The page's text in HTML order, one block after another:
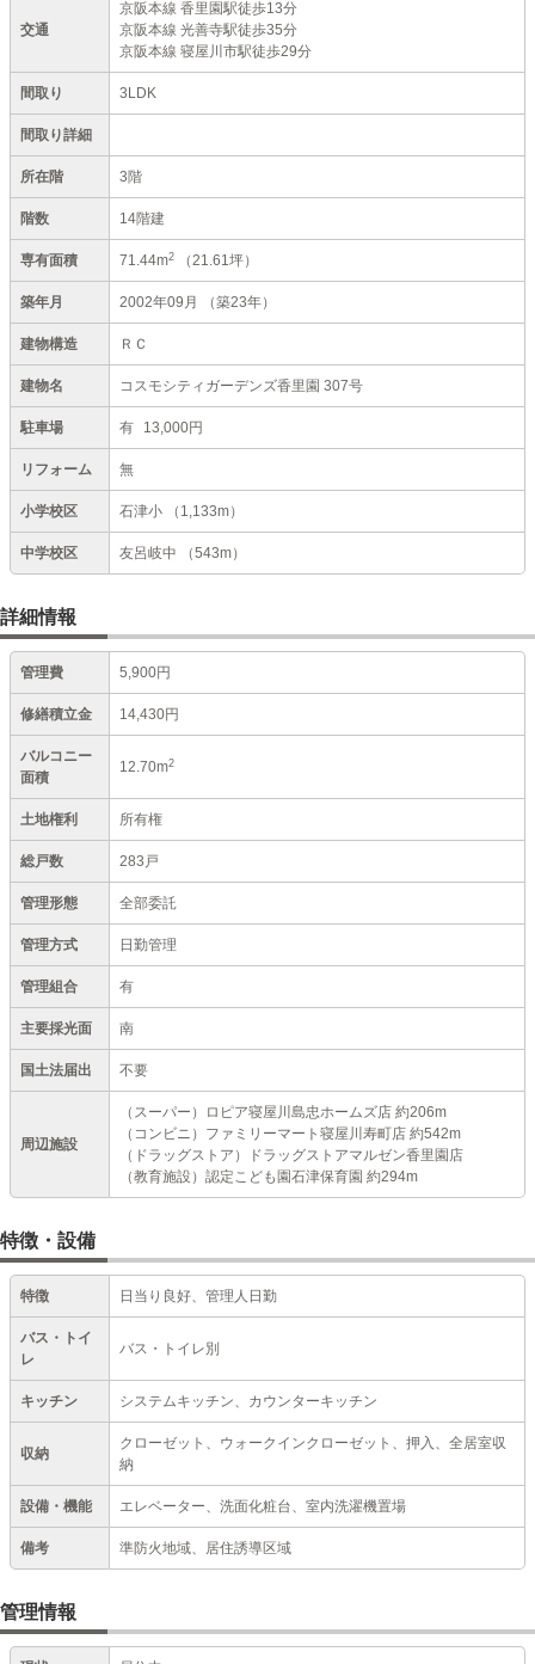
交通
京阪本線 香里園駅徒歩13分
京阪本線 光善寺駅徒歩35分
京阪本線 寝屋川市駅徒歩29分
間取り 3LDK
間取り詳細
所在階 3階
階数 14階建
専有面積 71.44m2 （21.61坪）
築年月 2002年09月 （築23年）
建物構造 ＲＣ
建物名 コスモシティガーデンズ香里園 307号
駐車場 有 13,000円
リフォーム 無
小学校区 石津小 （1,133m）
中学校区 友呂岐中 （543m）
詳細情報
管理費 5,900円
修繕積立金 14,430円
バルコニー
面積
12.70m2
土地権利 所有権
総戸数 283戸
管理形態 全部委託
管理方式 日勤管理
管理組合 有
主要採光面 南
国土法届出 不要
周辺施設
（スーパー）ロピア寝屋川島忠ホームズ店 約206m
（コンビニ）ファミリーマート寝屋川寿町店 約542m
（ドラッグストア）ドラッグストアマルゼン香里園店
（教育施設）認定こども園石津保育園 約294m
特徴・設備
特徴 日当り良好、管理人日勤
バス・トイ
レ
バス・トイレ別
キッチン システムキッチン、カウンターキッチン
収納
クローゼット、ウォークインクローゼット、押入、全居室収
納
設備・機能 エレベーター、洗面化粧台、室内洗濯機置場
備考 準防火地域、居住誘導区域
管理情報